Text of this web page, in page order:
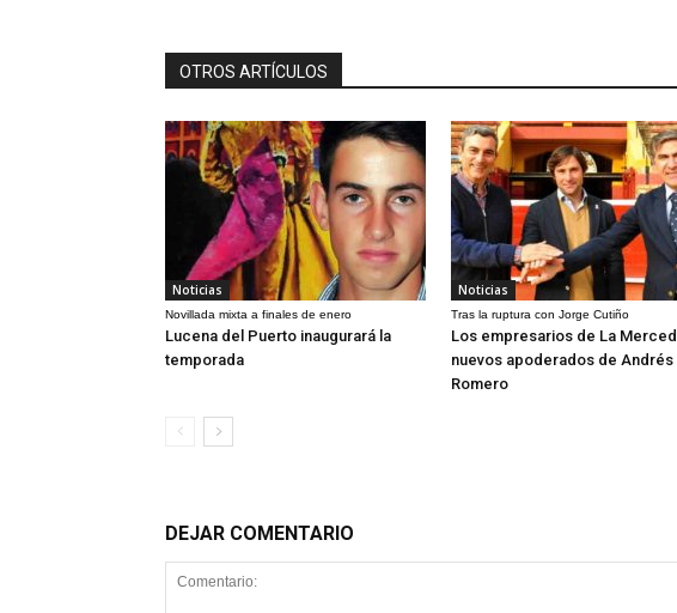
OTROS ARTÍCULOS
Noticias
Novillada mixta a finales de enero
Lucena del Puerto inaugurará la
temporada
Noticias
Tras la ruptura con Jorge Cutiño
Los empresarios de La Merced,
nuevos apoderados de Andrés
Romero
DEJAR COMENTARIO